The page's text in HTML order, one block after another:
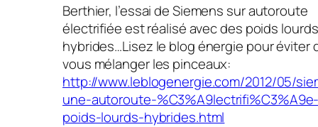
Berthier, l’essai de Siemens sur autoroute
électrifiée est réalisé avec des poids lourds
hybrides…Lisez le blog énergie pour éviter
vous mélanger les pinceaux:
http://www.leblogenergie.com/2012/05/
une-autoroute-
poids-lourds-hybrides.html